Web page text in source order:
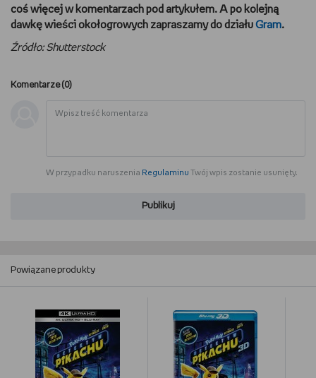
coś więcej w komentarzach pod artykułem. A po kolejną
dawkę wieści okołogrowych zapraszamy do działu Gram.
Źródło: Shutterstock
Komentarze (0)
W przypadku naruszenia Regulaminu Twój wpis zostanie usunięty.
Publikuj
Powiązane produkty